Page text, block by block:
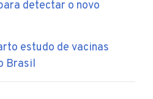
detectar o novo
estudo de vacinas
Brasil